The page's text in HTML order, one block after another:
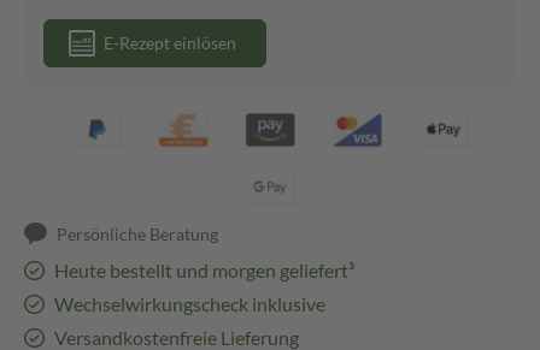
E-Rezept einlösen
Persönliche Beratung
Heute bestellt und morgen geliefert³
Wechselwirkungscheck inklusive
Versandkostenfreie Lieferung